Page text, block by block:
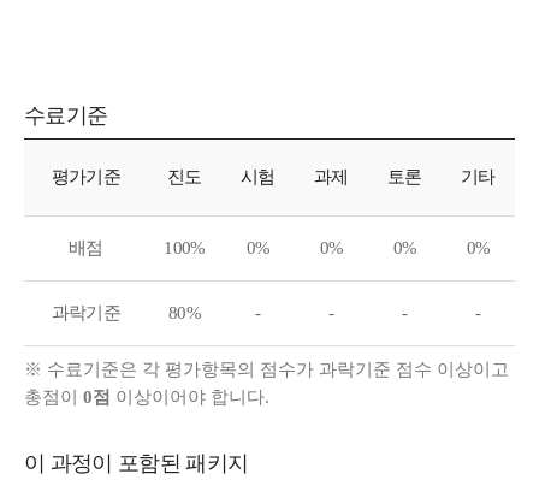
수료기준
수료기준
평가기준
진도 시험 과제 토론 기타
배점 100% 0% 0% 0% 0%
과락기준 80% - - - -
※ 수료기준은 각 평가항목의 점수가 과락기준 점수 이상이고
총점이 0점 이상이어야 합니다.
이 과정이 포함된 패키지